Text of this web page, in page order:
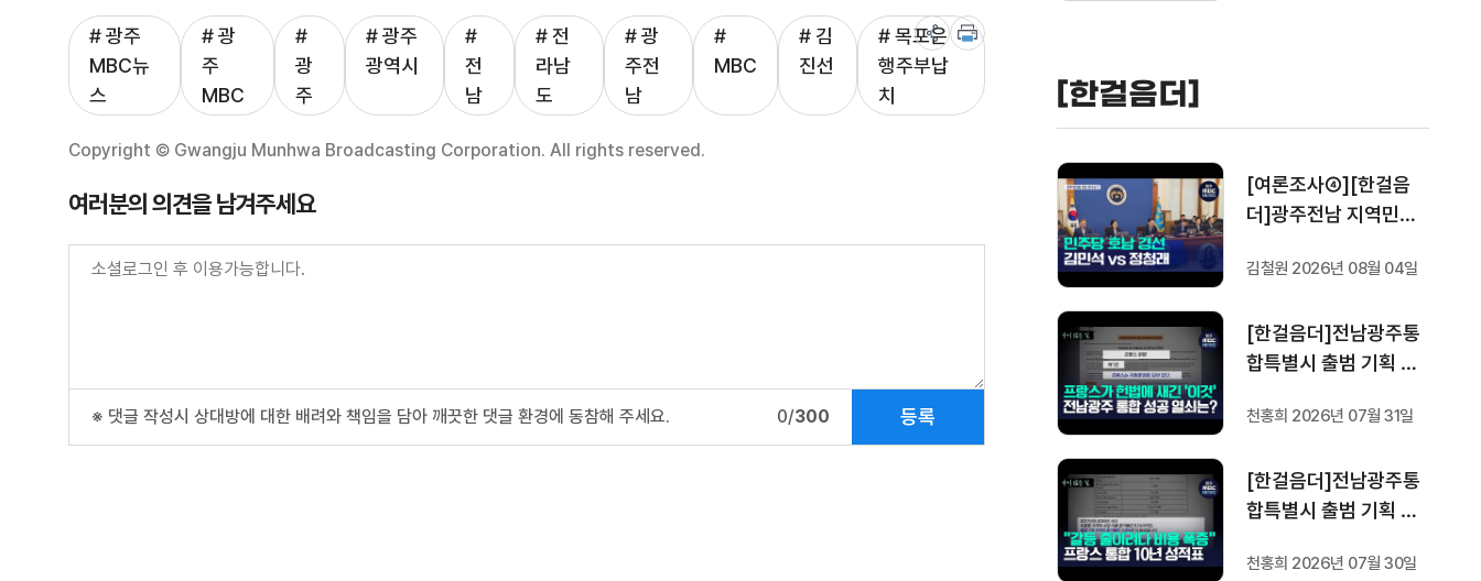
# 광주
MBC뉴
스
# 광
주
MBC
#
광
주
# 광주
광역시
#
전
남
# 전
라남
도
# 광
주전
남
#
MBC
# 김
진선
# 목포은
행주부납
치
Copyright © Gwangju Munhwa Broadcasting Corporation. All rights reserved.
여러분의 의견을 남겨주세요
※ 댓글 작성시 상대방에 대한 배려와 책임을 담아 깨끗한 댓글 환경에 동참해 주세요. 0/300 등록
[한걸음더]
[여론조사④][한걸음
더]광주전남 지역민들
할까.. 변수는?
김철원 2026년 08월 04일
[한걸음더]전남광주통
합특별시 출범 기획 보
프랑스 헌법에 새긴 '지
성공 조건은?
천홍희 2026년 07월 31일
[한걸음더]전남광주통
합특별시 출범 기획 보
프랑스 지역 통합 10년
천홍희 2026년 07월 30일